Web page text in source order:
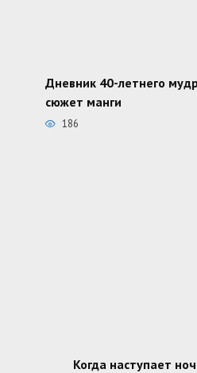
Дневник 40-летнего
сюжет манги
186
Когда наступает